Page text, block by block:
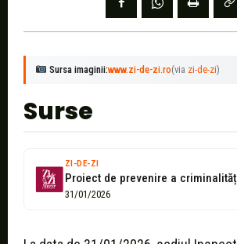
Sursa imaginii:www.zi-de-zi.ro(via zi-de-zi)
Surse
ZI-DE-ZI
31/01/2026